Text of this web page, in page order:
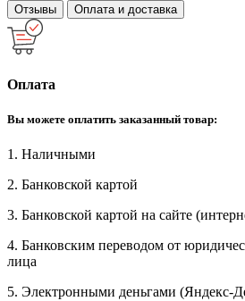
Отзывы Оплата и доставка
Оплата
Вы можете оплатить заказанный товар:
1. Наличными
2. Банковской картой
3. Банковской картой на сайте
4. Банковским переводом от
лица
5. Электронными деньгами (Яндекс-